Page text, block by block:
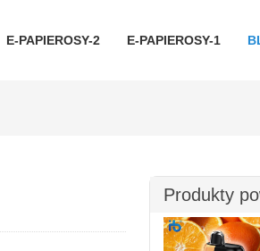
E-PAPIEROSY-2 E-PAPIEROSY-1
Produkty